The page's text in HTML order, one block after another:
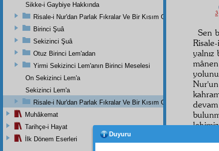
3
Sen
Sikke-i Gaybiye Hakkında
Risale-i Nur'dan Parlak Fıkralar Ve Bir Kısım Güzel Mektuplar
Birinci Şuâ
Sekizinci Şuâ
Otuz Birinci Lem'adan
Yirmi Sekizinci Lem'anın Birinci Meselesi
On Sekizinci Lem'a
Sekizinci Lem'a
Risale-i Nur'dan Parlak Fıkralar Ve Bir Kısım Güzel Mektuplar
Muhâkemat
Tarihçe-i Hayat
İlk Dönem Eserleri
Duyuru